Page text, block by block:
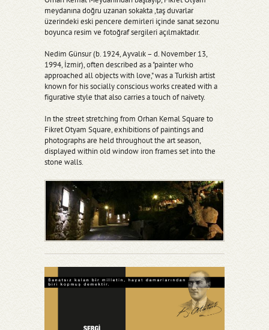
meydanına doğru uzanan sokakta ,taş duvarlar
üzerindeki eski pencere demirleri içinde sanat sezonu
boyunca resim ve fotoğraf sergileri açılmaktadır.
Nedim Günsur (b. 1924, Ayvalık – d. November 13,
1994, İzmir), often described as a "painter who
approached all objects with love," was a Turkish artist
known for his socially conscious works created with a
figurative style that also carries a touch of naivety.
In the street stretching from Orhan Kemal Square to
Fikret Otyam Square, exhibitions of paintings and
photographs are held throughout the art season,
displayed within old window iron frames set into the
stone walls.